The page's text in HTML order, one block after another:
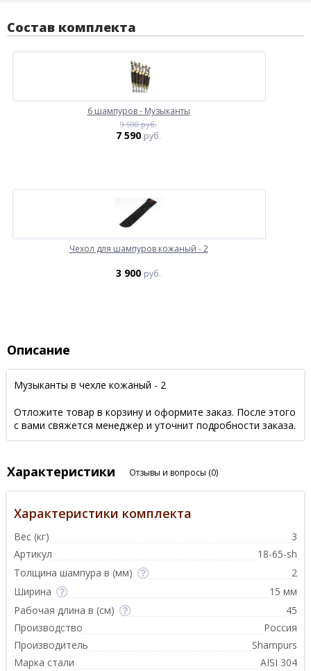
Состав комплекта
6 шампуров - Музыканты
9 590 руб.
7 590 руб.
Чехол для шампуров кожаный - 2
3 900 руб.
Описание
Музыканты в чехле кожаный - 2
Отложите товар в корзину и оформите заказ. После этого
с вами свяжется менеджер и уточнит подробности заказа.
Характеристики Отзывы и вопросы (0)
Характеристики комплекта
Вес (кг)
3
Артикул
18-65-sh
Толщина шампура в (мм)
2
Ширина
15 мм
Рабочая длина в (см)
45
Производство
Россия
Производитель
Shampurs
Марка стали
AISI 304